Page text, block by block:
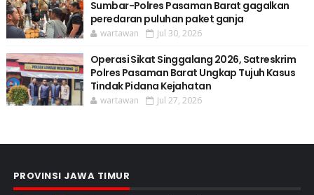
Sumbar-Polres Pasaman Barat gagalkan
peredaran puluhan paket ganja
wartawan Jul 30, 2026
Operasi Sikat Singgalang 2026, Satreskrim
Polres Pasaman Barat Ungkap Tujuh Kasus
Tindak Pidana Kejahatan
wartawan Jul 27, 2026
PROVINSI JAWA TIMUR